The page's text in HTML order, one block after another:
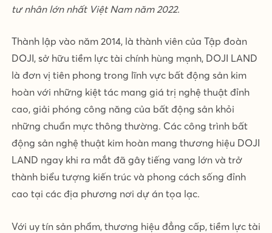
tư nhân lớn nhất Việt Nam năm 2022.
Thành lập vào năm 2014, là thành viên của Tập đoàn
DOJI, sở hữu tiềm lực tài chính hùng mạnh, DOJI LAND
là đơn vị tiên phong trong lĩnh vực bất động sản kim
hoàn với những kiệt tác mang giá trị nghệ thuật đỉnh
cao, giải phóng công năng của bất động sản khỏi
những chuẩn mực thông thường. Các công trình bất
động sản nghệ thuật kim hoàn mang thương hiệu DOJI
LAND ngay khi ra mắt đã gây tiếng vang lớn và trở
thành biểu tượng kiến trúc và phong cách sống đỉnh
cao tại các địa phương nơi dự án tọa lạc.
Với uy tín sản phẩm, thương hiệu đẳng cấp, tiềm lực tài